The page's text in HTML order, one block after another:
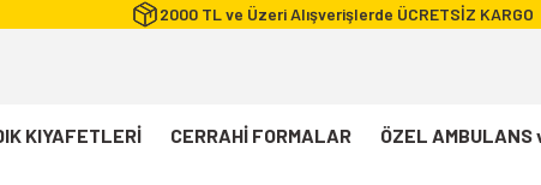
2000 TL ve Üzeri Alışverişlerde ÜCRETSİZ KARGO
KIYAFETLERİ CERRAHİ FORMALAR ÖZEL AMBULANS